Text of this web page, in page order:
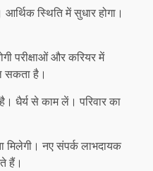
स्थिति में सुधार होगा।
परीक्षाओं और करियर में
सकता है।
धैर्य से काम लें। परिवार का
मिलेगी। नए संपर्क लाभदायक
हैं।